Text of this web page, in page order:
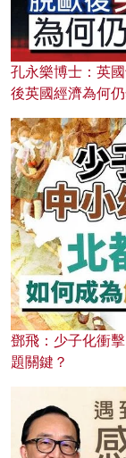
孔永樂博士：英
後英國經濟為何
鄧飛：少子化衝
題關鍵？